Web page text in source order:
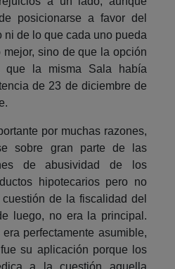
posicionarse a favor del
de lo que cada uno pueda
sino de que la opción
que la misma Sala había
de 23 de diciembre de
por muchas razones,
sobre gran parte de las
de abusividad de los
hipotecarios pero no
de la fiscalidad del
luego, no era la principal.
perfectamente asumible,
su aplicación porque los
a la cuestión aquella